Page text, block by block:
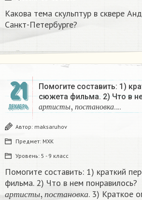
Какова тема скульптур в сквере
Санкт-Петербурге? ​
21
ДЕКАБРЬ
Помогите составить: 1)
сюжета фильма. 2) Что в
а р т и с т ы по с т а н о в ка
артист ы,поста но вка
….
Автор: maksaruhov
Предмет: МХК
Уровень: 5 - 9 класс
Помогите составить: 1) краткий
фильма. 2) Что в нем понравилось?
а р т и с т ы п остан овка
артисты, поста нов ка
. 3) Краткое